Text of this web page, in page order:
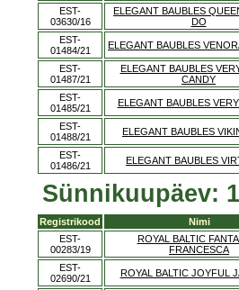
EST-
03630/16
ELEGANT BAUBLES
DO
EST-
01484/21
ELEGANT BAUBLES
EST-
01487/21
ELEGANT BAUBLES
CANDY
EST-
01485/21
ELEGANT BAUBLES
EST-
01488/21
ELEGANT BAUBLES
EST-
01486/21
ELEGANT BAUBLES
Sünnikuupäev:
Registrikood Nimi
EST-
00283/19
ROYAL BALTIC
FRANCESCA
EST-
02690/21
ROYAL BALTIC JOYFUL